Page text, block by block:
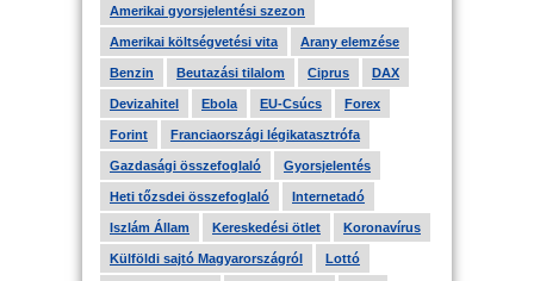
Amerikai gyorsjelentési szezon
Amerikai költségvetési vita Arany elemzése
Benzin Beutazási tilalom Ciprus DAX
Devizahitel Ebola EU-Csúcs Forex
Forint Franciaországi légikatasztrófa
Gazdasági összefoglaló Gyorsjelentés
Heti tőzsdei összefoglaló Internetadó
Iszlám Állam Kereskedési ötlet Koronavírus
Külföldi sajtó Magyarországról Lottó